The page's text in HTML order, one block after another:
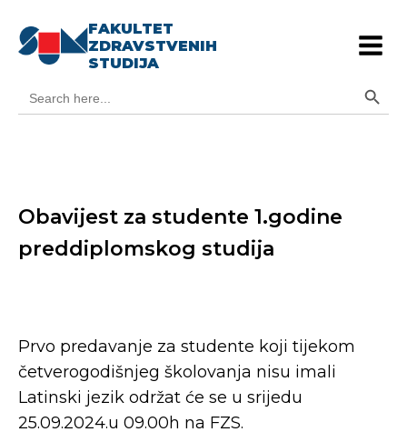
FAKULTET
ZDRAVSTVENIH
STUDIJA
for:
Obavijest za studente 1.godine
preddiplomskog studija
Prvo predavanje za studente koji tijekom
četverogodišnjeg školovanja nisu imali
Latinski jezik održat će se u srijedu
25.09.2024.u 09.00h na FZS.